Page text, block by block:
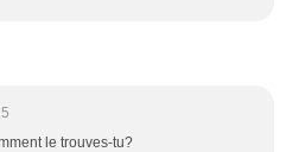
le trouves-tu?